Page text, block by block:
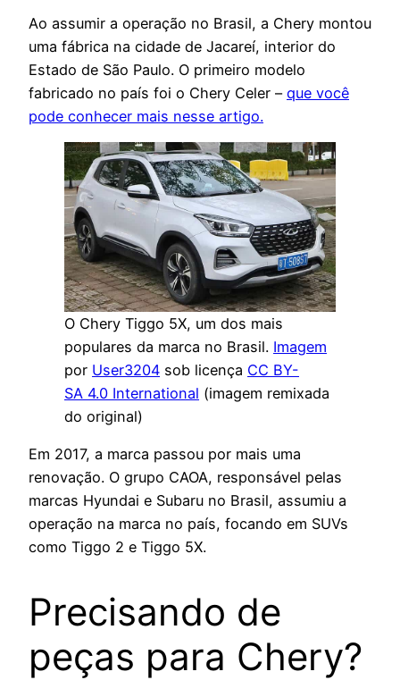
Ao assumir a operação no Brasil, a Chery montou
uma fábrica na cidade de Jacareí, interior do
Estado de São Paulo. O primeiro modelo
fabricado no país foi o Chery Celer – que você
pode conhecer mais nesse artigo.
O Chery Tiggo 5X, um dos mais
populares da marca no Brasil. Imagem
por User3204 sob licença CC BY-
SA 4.0 International (imagem remixada
do original)
Em 2017, a marca passou por mais uma
renovação. O grupo CAOA, responsável pelas
marcas Hyundai e Subaru no Brasil, assumiu a
operação na marca no país, focando em SUVs
como Tiggo 2 e Tiggo 5X.
Precisando de
peças para Chery?